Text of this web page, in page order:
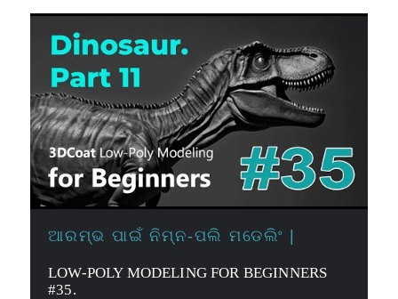
ଆରମ୍ଭ ପାଇଁ ନିମ୍ନ-ପଲି ମଡେଲିଂ |
LOW-POLY MODELING FOR BEGINNERS
#35.